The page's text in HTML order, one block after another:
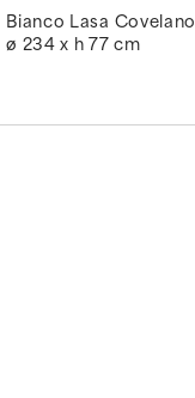
Bianco Lasa Covelano
ø 234 x h 77 cm